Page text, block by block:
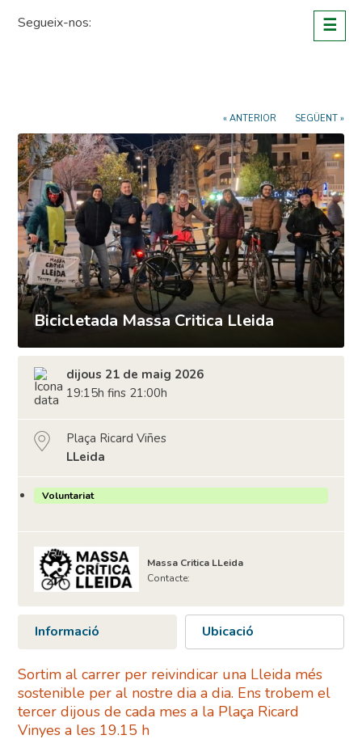
Segueix-nos: ☰
« ANTERIOR SEGÜENT »
Bicicletada Massa Critica Lleida
dijous 21 de maig 2026
19:15h fins 21:00h
Plaça Ricard Viñes
LLeida
Voluntariat
Massa Critica LLeida
Contacte:
Informació Ubicació
Sortim al carrer per reivindicar una Lleida més
sostenible per al nostre dia a dia. Ens trobem el
tercer dijous de cada mes a la Plaça Ricard
Vinyes a les 19.15 h